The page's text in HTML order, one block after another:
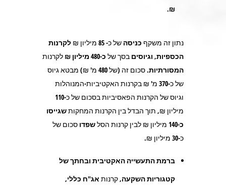
₪.
נתון זה משקף כניסה של כ-85 מיליון ₪ לקרנות
הכספיות, וגיוסים בסך של כ-480 מיליון ₪
לקרנות
המסורתיות.
סכום זה (של 480 מ' ₪) מבטא גיוס
של כ-370 מ' ₪ בקרנות האקטיביות-המנוהלות
וגיוס של הקרנות הפאסיביות בסכום של כ-110
מיליון ₪, תוך הבדל בין הקרנות המחקותשגייסו
כ-140
מיליון ₪ לבין קרנות הסלשפדו סכום של
כ-30 מיליון ₪.
ברמת התעשייה האקטיבית ובחתך של
קטגוריות השקעה, קרנות אג"ח כללי,